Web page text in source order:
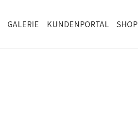
GALERIE KUNDENPORTAL SHOP